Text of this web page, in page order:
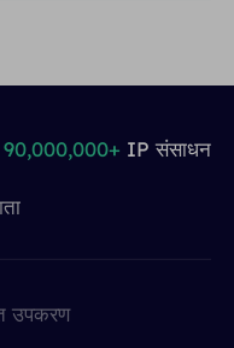
90,000,000+ IP संसाधन
उपकरण